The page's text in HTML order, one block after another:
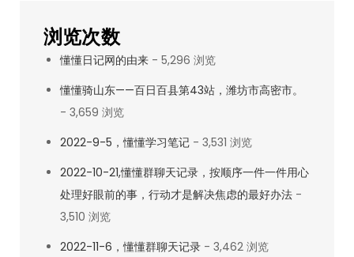
浏览次数
懂懂日记网的由来 - 5,296 浏览
懂懂骑山东——百日百县第43站，潍坊市高密市。
- 3,659 浏览
2022-9-5，懂懂学习笔记 - 3,531 浏览
2022-10-21,懂懂群聊天记录，按顺序一件一件用心
处理好眼前的事，行动才是解决焦虑的最好办法 -
3,510 浏览
2022-11-6，懂懂群聊天记录 - 3,462 浏览